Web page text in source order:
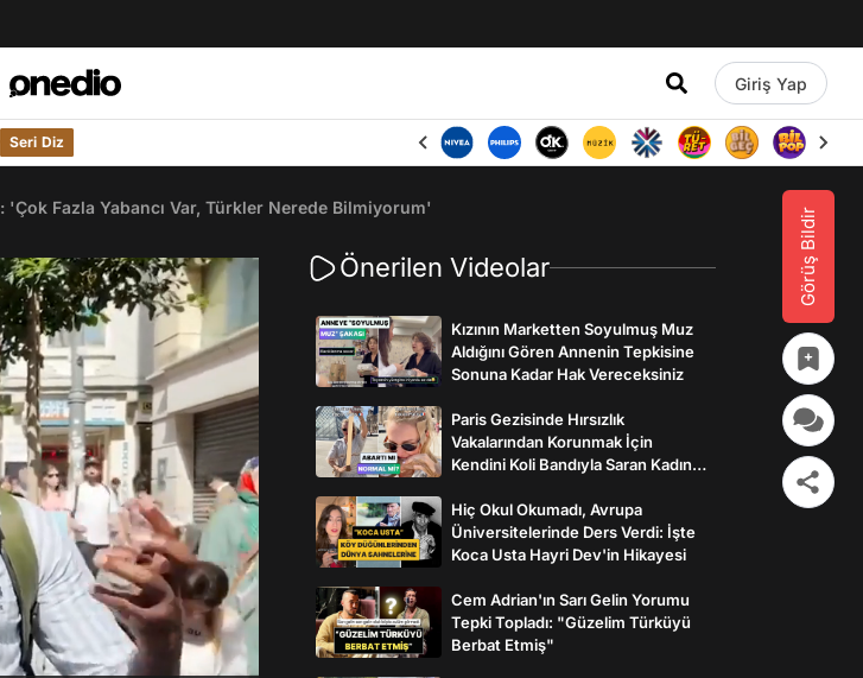
Giriş Yap
Seri Diz
Görüş Bildir
Fazla Yabancı Var, Türkler Nerede Bilmiyorum'
Önerilen Videolar
Kızının Marketten Soyulmuş Muz
Aldığını Gören Annenin Tepkisine
Sonuna Kadar Hak Vereceksiniz
Paris Gezisinde Hırsızlık
Vakalarından Korunmak İçin
Kendini Koli Bandıyla Saran Kadının
Hiç Okul Okumadı, Avrupa
Üniversitelerinde Ders Verdi: İşte
Koca Usta Hayri Dev'in Hikayesi
Cem Adrian'ın Sarı Gelin Yorumu
Tepki Topladı: "Güzelim Türküyü
Berbat Etmiş"